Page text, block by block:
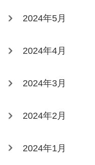
2024年5月
2024年4月
2024年3月
2024年2月
2024年1月